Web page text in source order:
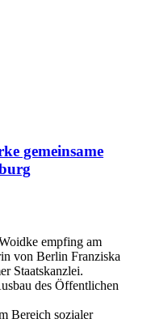
gemeinsame
empfing am
von Berlin Franziska
Staatskanzlei.
des Öffentlichen
Bereich sozialer